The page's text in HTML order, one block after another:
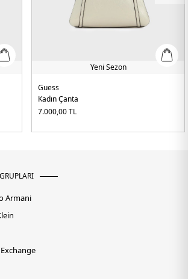
Yeni Sezon
Guess
Kadın Çanta
7.000,00TL
Armani